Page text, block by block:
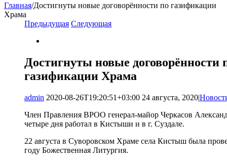
Главная/Достигнуты новые договорённости по газификации
Храма
Предыдущая Следующая
Достигнуты новые договорённости
газификации Храма
admin 2020-08-26T19:20:51+03:00 24 августа, 2020|
Член Правления ВРОО генерал-майор Черкасов
четыре дня работал в Кистыши и в г. Суздале.
22 августа в Суворовском Храме села Кистыш была
году Божественная Литургия.